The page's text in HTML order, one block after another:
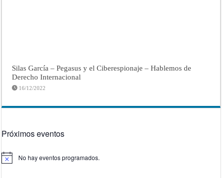
Silas García – Pegasus y el Ciberespionaje – Hablemos de
Derecho Internacional
16/12/2022
Próximos eventos
Aviso No hay eventos programados.